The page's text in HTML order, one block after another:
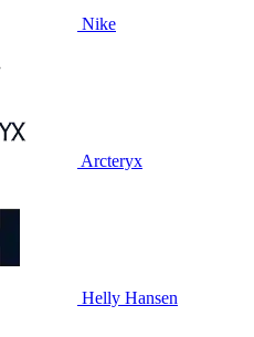
Nike
Arcteryx
Helly Hansen